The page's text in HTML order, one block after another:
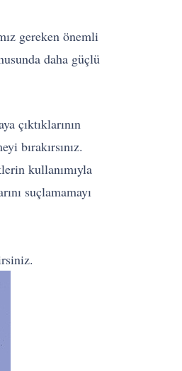
gereken önemli
daha güçlü
çıktıklarının
bırakırsınız.
kullanımıyla
suçlamamayı